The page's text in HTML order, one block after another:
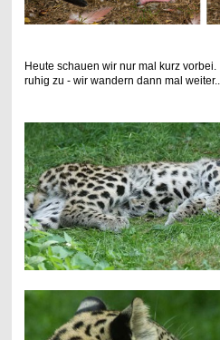
Heute schauen wir nur mal kurz
ruhig zu - wir wandern dann mal